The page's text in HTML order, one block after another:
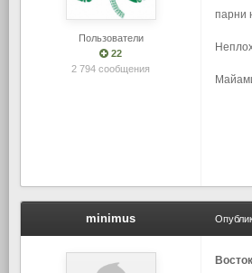
Пользователи
22
2 794 сообщения
парни
minimus
Восток